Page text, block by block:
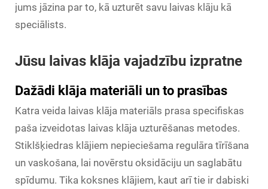
jums jāzina par to, kā uzturēt savu laivas klāju kā
speciālists.
Jūsu laivas klāja vajadzību izpratne
Dažādi klāja materiāli un to prasības
Katra veida laivas klāja materiāls prasa specifiskas
paša izveidotas laivas klāja uzturēšanas metodes.
Stiklšķiedras klājiem nepieciešama regulāra tīrīšana
un vaskošana, lai novērstu oksidāciju un saglabātu
spīdumu. Tika koksnes klājiem, kaut arī tie ir dabiski